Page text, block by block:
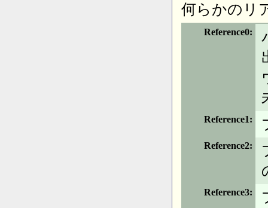
何らかのリ
Reference0
Reference1
Reference2
Reference3